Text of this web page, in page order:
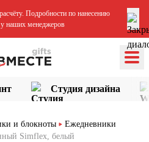
Подробности по нанесению
у наших менеджеров
Студия дизайна
и блокноты
Ежедневники
Simflex, белый